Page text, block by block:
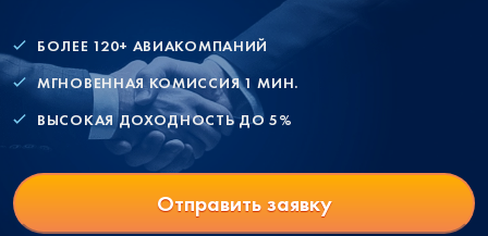
БОЛЕЕ 120+ АВИАКОМПАНИЙ
МГНОВЕННАЯ КОМИССИЯ 1 МИН.
ВЫСОКАЯ ДОХОДНОСТЬ ДО 5%
Отправить заявку